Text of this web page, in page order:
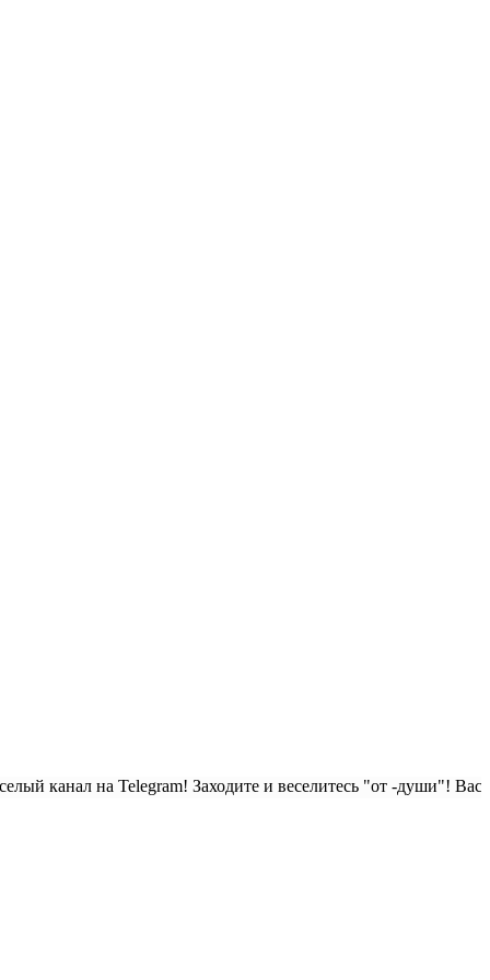
Telegram! Заходите и веселитесь "от -души"! Вас ждут